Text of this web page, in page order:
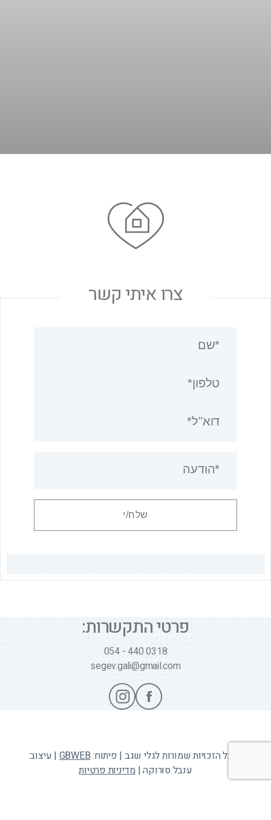
צרו איתי קשר
פרטי התקשרות:
054 - 440 0318
segev.gali@gmail.com
Scroll
© כל הזכויות שמורות לגלי שגב | פיתוח:GBWEB| עיצוב:
ענבל סורוקה | מדיניות פרטיות